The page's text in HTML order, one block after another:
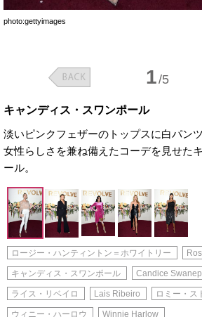
photo:gettyimages
1/5
キャンディス・スワンポール
淡いピンクフェザーのトップスに白パン
女性らしさを兼ね備えたコーデを見せた
ール。
ロージー・ハンティントン＝ホワイトリー
キャンディス・スワンポール Candice
ライス・リベイロ Lais Ribeiro ロミー・ス
ウィニー・ハーロウ Winnie Harlow